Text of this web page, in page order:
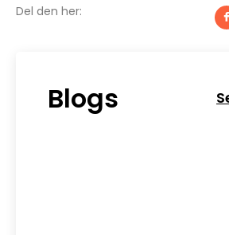
Del den her:
Blogs